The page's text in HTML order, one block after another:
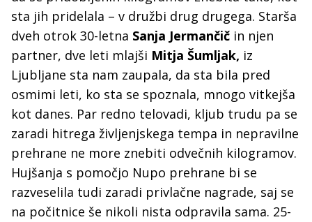
sta jih pridelala – v družbi drug drugega. Starša
dveh otrok 30-letna Sanja Jermančič in njen
partner, dve leti mlajši Mitja Šumljak, iz
Ljubljane sta nam zaupala, da sta bila pred
osmimi leti, ko sta se spoznala, mnogo vitkejša
kot danes. Par redno telovadi, kljub trudu pa se
zaradi hitrega življenjskega tempa in nepravilne
prehrane ne more znebiti odvečnih kilogramov.
Hujšanja s pomočjo Nupo prehrane bi se
razveselila tudi zaradi privlačne nagrade, saj se
na počitnice še nikoli nista odpravila sama. 25-